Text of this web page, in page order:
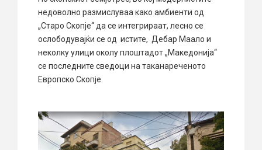
недоволно размислуваа како амбиенти од
„Старо Скопје“ да се интегрираат, лесно се
ослободувајќи се од истите, Дебар Маало и
неколку улици околу плоштадот „Македонија“
се последните сведоци на таканареченото
Европско Скопје.